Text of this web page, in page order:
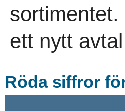
ett nytt
Röda siffror